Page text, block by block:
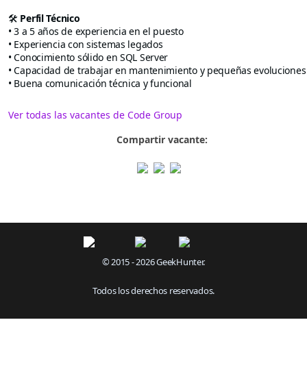
🛠 Perfil Técnico
• 3 a 5 años de experiencia en el puesto
• Experiencia con sistemas legados
• Conocimiento sólido en SQL Server
• Capacidad de trabajar en mantenimiento y pequeñas evoluciones
• Buena comunicación técnica y funcional
Ver todas las vacantes de Code Group
Compartir vacante:
© 2015 - 2026 GeekHunter.
Todos los derechos reservados.